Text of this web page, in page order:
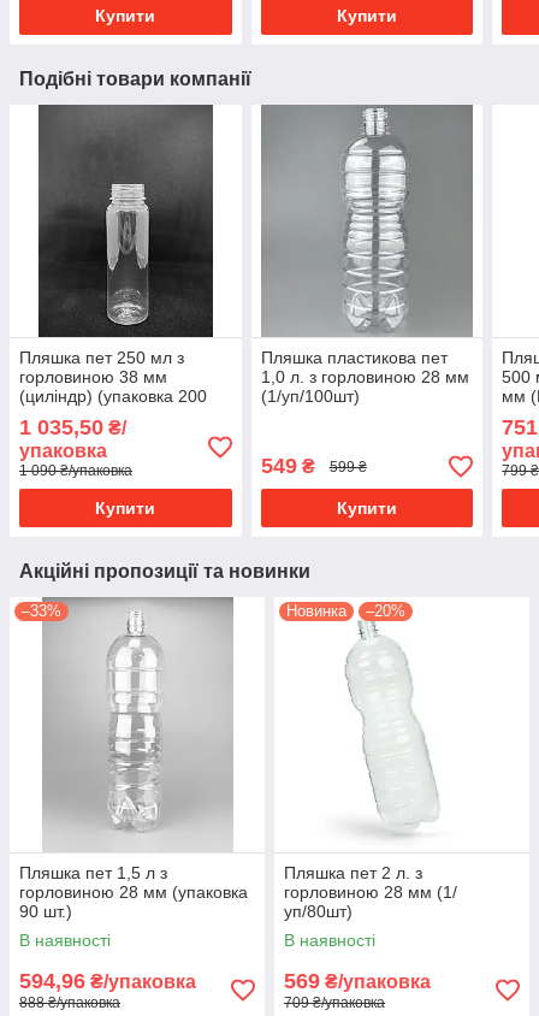
Купити Купити
Подібні товари компанії
Пляшка пет 250 мл з
горловиною 38 мм
(циліндр) (упаковка 200
1 035,50 ₴/
упаковка
1 090 ₴/упаковка
Купити
Пляшка пластикова пет
1,0 л. з горловиною 28 мм
(1/уп/100шт)
549₴ 599 ₴
Купити
500
мм
799
Акційні пропозиції та новинки
–33%
Пляшка пет 1,5 л з
горловиною 28 мм (упаковка
90 шт.)
В наявності
594,96 ₴/упаковка
888 ₴/упаковка
Новинка –20%
Пляшка пет 2 л. з
горловиною 28 мм (1/
уп/80шт)
В наявності
569 ₴/упаковка
709 ₴/упаковка